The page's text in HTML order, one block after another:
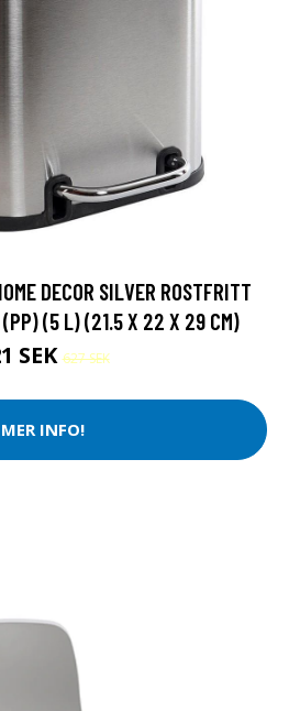
DECOR SILVER ROSTFRITT
(PP) (5 L) (21.5 X 22 X 29 CM)
SEK627 SEK
MER INFO!